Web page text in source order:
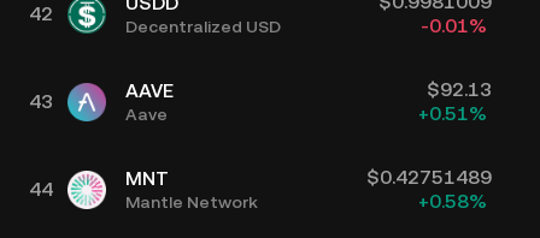
42
Decentralized USD
-0.01%
43 AAVE
Aave
$92.13
+0.51%
44 MNT
Mantle Network
$0.42751489
+0.58%